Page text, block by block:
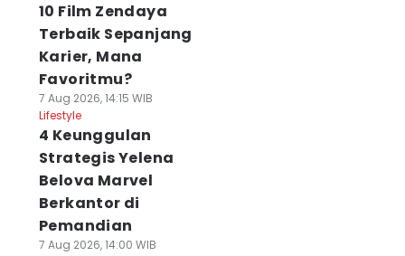
10 Film Zendaya
Terbaik Sepanjang
Karier, Mana
Favoritmu?
7 Aug 2026, 14:15 WIB
Lifestyle
4 Keunggulan
Strategis Yelena
Belova Marvel
Berkantor di
Pemandian
7 Aug 2026, 14:00 WIB